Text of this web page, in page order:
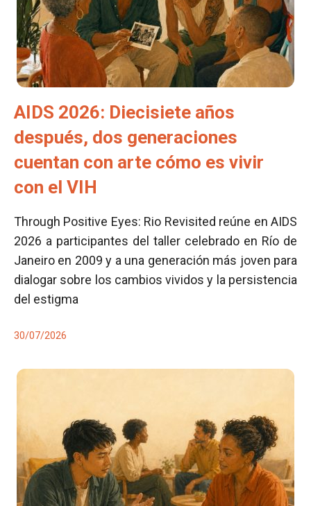
AIDS 2026: Diecisiete años
después, dos generaciones
cuentan con arte cómo es vivir
con el VIH
Through Positive Eyes: Rio Revisited reúne en AIDS
2026 a participantes del taller celebrado en Río de
Janeiro en 2009 y a una generación más joven para
dialogar sobre los cambios vividos y la persistencia
del estigma
30/07/2026